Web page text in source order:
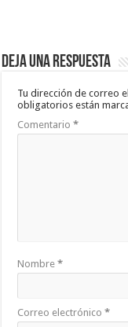
Deja una respuesta
Tu dirección de correo
obligatorios están
Comentario*
Nombre*
Correo electrónico*